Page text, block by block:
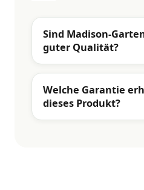
Sind Madison-
guter Qualität?
Welche Garantie
dieses Produkt?